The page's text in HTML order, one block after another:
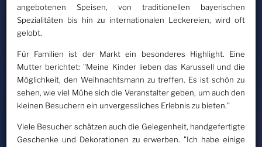
angebotenen Speisen, von traditionellen bayerischen
Spezialitäten bis hin zu internationalen Leckereien, wird oft
gelobt.
Für Familien ist der Markt ein besonderes Highlight. Eine
Mutter berichtet: "Meine Kinder lieben das Karussell und die
Möglichkeit, den Weihnachtsmann zu treffen. Es ist schön zu
sehen, wie viel Mühe sich die Veranstalter geben, um auch den
kleinen Besuchern ein unvergessliches Erlebnis zu bieten."
Viele Besucher schätzen auch die Gelegenheit, handgefertigte
Geschenke und Dekorationen zu erwerben. "Ich habe einige